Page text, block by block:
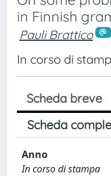
in Finnish
Pauli Brattico
In corso di
Scheda breve
Scheda
Anno
In corso di stampa